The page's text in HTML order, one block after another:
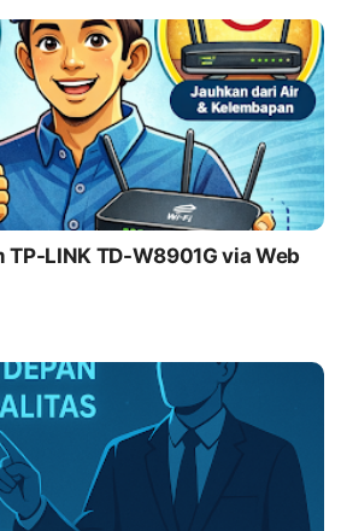
LINK TD-W8901G via Web